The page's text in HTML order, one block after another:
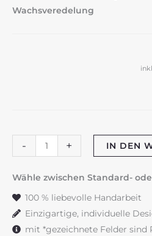
Wachsveredelung
-
Jubiläumskerze
"Magnolie
rosa"
Menge
+ IN DEN
Wähle zwischen Standard-
100 % liebevolle Handarbeit
Einzigartige, individuelle
mit *gezeichnete Felder sind